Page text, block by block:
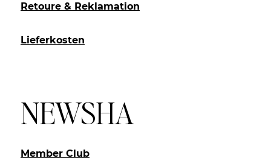
Retoure & Reklamation
Lieferkosten
NEWSHA
Member Club